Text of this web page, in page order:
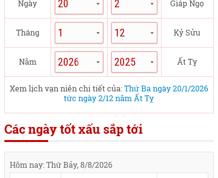
Ngày Giáp Ngọ
Tháng Kỷ Sửu
Năm Ất Tỵ
Xem lịch vạn niên chi tiết của:Thứ Ba ngày 20/1/2026
tức ngày 2/12 năm Ất Tỵ
Các ngày tốt xấu sắp tới
Hôm nay: Thứ Bảy, 8/8/2026